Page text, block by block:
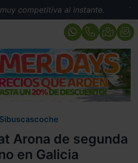
al instante. Tasación
Sibuscascoche
Arona de segunda
en Galicia